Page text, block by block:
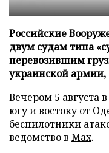
Российские
двум судам типа
перевозившим
украинской
Вечером 5 августа
югу и востоку от
беспилотники
ведомство в Max.